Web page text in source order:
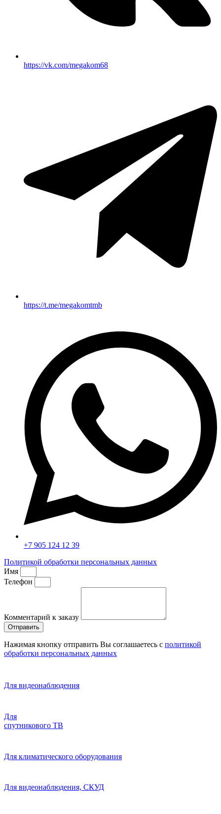
https://vk.com/megakom68
https://t.me/megakomtmb
+7 905 124 12 39
Политикой обработки персональных данных
Имя
Телефон
Комментарий к заказу
Отправить
Нажимая кнопку отправить Вы соглашаетесь с политикой
обработки персональных данных
Для видеонаблюдения
Для
спутникового ТВ
Для климатического оборудования
Для видеонаблюдения, СКУД